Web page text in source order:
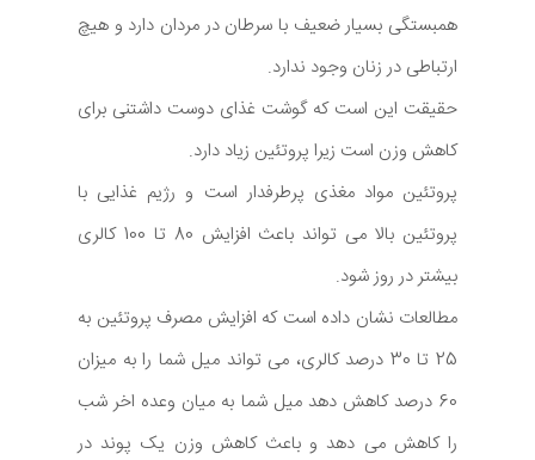
همبستگی بسیار ضعیف با سرطان در مردان دارد و هیچ
ارتباطی در زنان وجود ندارد.
حقیقت این است که گوشت غذای دوست داشتنی برای
کاهش وزن است زیرا پروتئین زیاد دارد.
پروتئین مواد مغذی پرطرفدار است و رژیم غذایی با
پروتئین بالا می تواند باعث افزایش 80 تا 100 کالری
بیشتر در روز شود.
مطالعات نشان داده است که افزایش مصرف پروتئین به
25 تا 30 درصد کالری، می تواند میل شما را به میزان
60 درصد کاهش دهد میل شما به میان وعده اخر شب
را کاهش می دهد و باعث کاهش وزن یک پوند در